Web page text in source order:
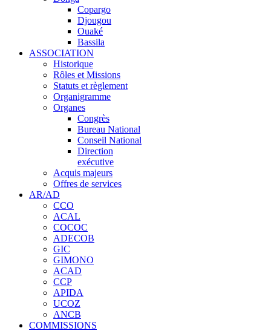
Copargo
Djougou
Ouaké
Bassila
ASSOCIATION
Historique
Rôles et Missions
Statuts et règlement
Organigramme
Organes
Congrès
Bureau National
Conseil National
Direction
exécutive
Acquis majeurs
Offres de services
AR/AD
CCO
ACAL
COCOC
ADECOB
GIC
GIMONO
ACAD
CCP
APIDA
UCOZ
ANCB
COMMISSIONS